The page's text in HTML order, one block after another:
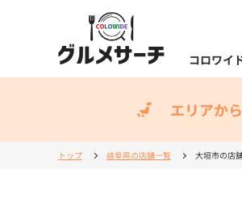
コロワイ
エリアか
トップ 岐阜県の店舗一覧 大垣市の店